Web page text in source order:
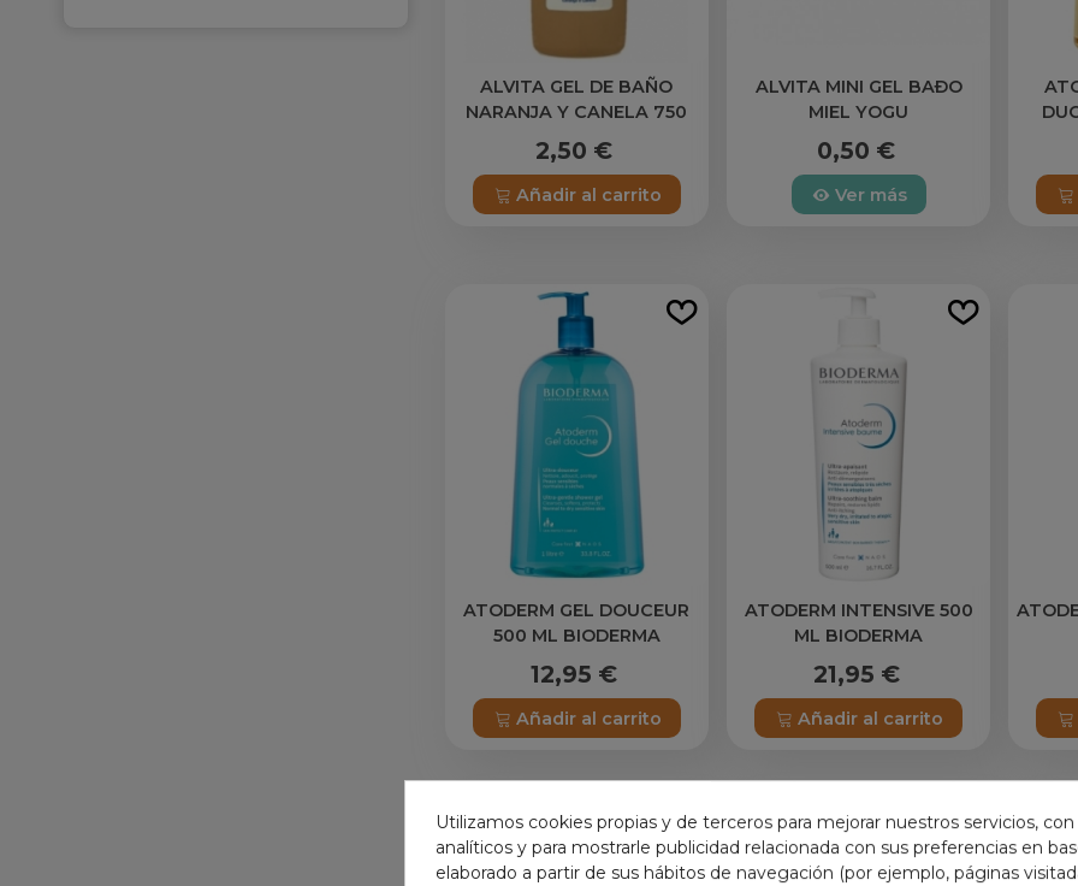
ALVITA GEL DE BAÑO
NARANJA Y CANELA 750
ML
2,50 €
Añadir al carrito
ALVITA MINI GEL BAÐO
MIEL YOGU
0,50 €
Ver más
ATODERM GEL DOUCEUR
500 ML BIODERMA
12,95 €
Añadir al carrito
ATODERM INTENSIVE 500
ML BIODERMA
21,95 €
Añadir al carrito
Utilizamos cookies propias y de terceros para mejorar nuestros servicios,
analíticos y para mostrarle publicidad relacionada con sus preferencias en
elaborado a partir de sus hábitos de navegación (por ejemplo, páginas